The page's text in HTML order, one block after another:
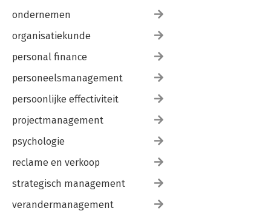
ondernemen
organisatiekunde
personal finance
personeelsmanagement
persoonlijke effectiviteit
projectmanagement
psychologie
reclame en verkoop
strategisch management
verandermanagement